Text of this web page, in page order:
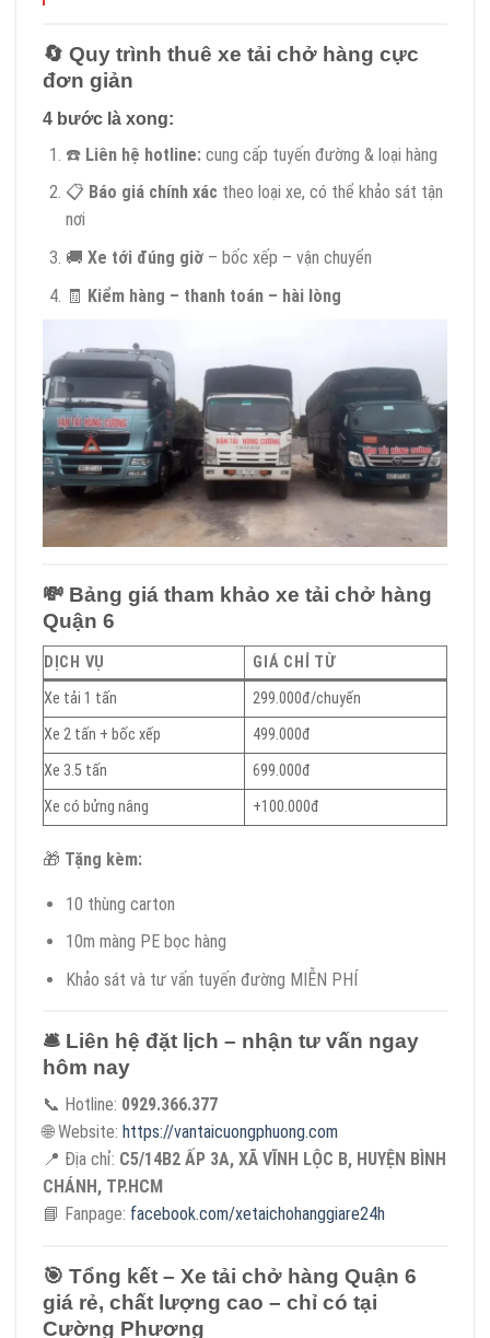
🔄 Quy trình thuê xe tải chở hàng cực
đơn giản
4 bước là xong:
☎️ Liên hệ hotline:cung cấp tuyến đường & loại hàng
📋 Báo giá chính xác theo loại xe, có thể khảo sát tận
nơi
🚚 Xe tới đúng giờ– bốc xếp – vận chuyển
🧾 Kiểm hàng – thanh toán – hài lòng
💸 Bảng giá tham khảo xe tải chở hàng
Quận 6
DỊCH VỤ
GIÁ CHỈ TỪ
Xe tải 1 tấn
299.000đ/chuyến
Xe 2 tấn + bốc xếp
499.000đ
Xe 3.5 tấn
699.000đ
Xe có bửng nâng
+100.000đ
🎁 Tặng kèm:
10 thùng carton
10m màng PE bọc hàng
Khảo sát và tư vấn tuyến đường MIỄN PHÍ
🛎 Liên hệ đặt lịch – nhận tư vấn ngay
hôm nay
📞 Hotline: 0929.366.377
🌐 Website: https://vantaicuongphuong.com
📍 Địa chỉ: C5/14B2 ẤP 3A, XÃ VĨNH LỘC B, HUYỆN BÌNH
CHÁNH, TP.HCM
📘 Fanpage: facebook.com/xetaichohanggiare24h
🎯 Tổng kết – Xe tải chở hàng Quận 6
giá rẻ, chất lượng cao – chỉ có tại
Cường Phương